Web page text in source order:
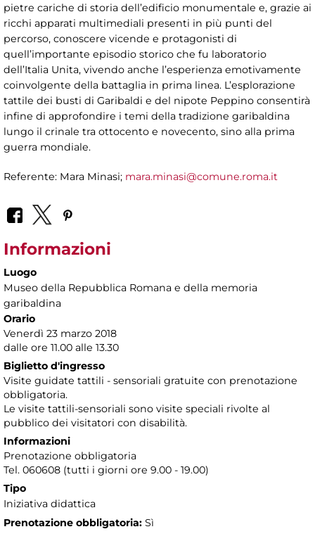
pietre cariche di storia dell’edificio monumentale e, grazie ai
ricchi apparati multimediali presenti in più punti del
percorso, conoscere vicende e protagonisti di
quell’importante episodio storico che fu laboratorio
dell’Italia Unita, vivendo anche l’esperienza emotivamente
coinvolgente della battaglia in prima linea. L’esplorazione
tattile dei busti di Garibaldi e del nipote Peppino consentirà
infine di approfondire i temi della tradizione garibaldina
lungo il crinale tra ottocento e novecento, sino alla prima
guerra mondiale.
Referente: Mara Minasi; mara.minasi@comune.roma.it
Informazioni
Luogo
Museo della Repubblica Romana e della memoria
garibaldina
Orario
Venerdì 23 marzo 2018
dalle ore 11.00 alle 13.30
Biglietto d'ingresso
Visite guidate tattili - sensoriali gratuite con prenotazione
obbligatoria.
Le visite tattili-sensoriali sono visite speciali rivolte al
pubblico dei visitatori con disabilità.
Informazioni
Prenotazione obbligatoria
Tel. 060608 (tutti i giorni ore 9.00 - 19.00)
Tipo
Iniziativa didattica
Prenotazione obbligatoria: Sì